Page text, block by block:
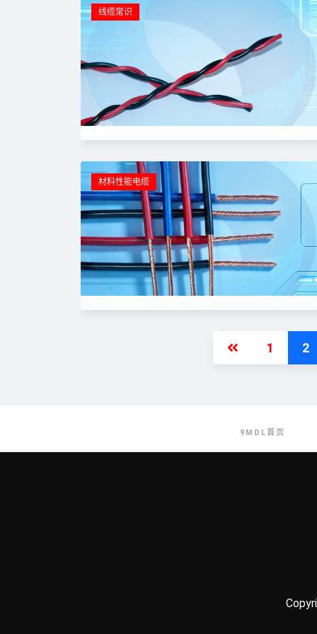
线缆常识
材料性能电缆
1 2
9MDL首页